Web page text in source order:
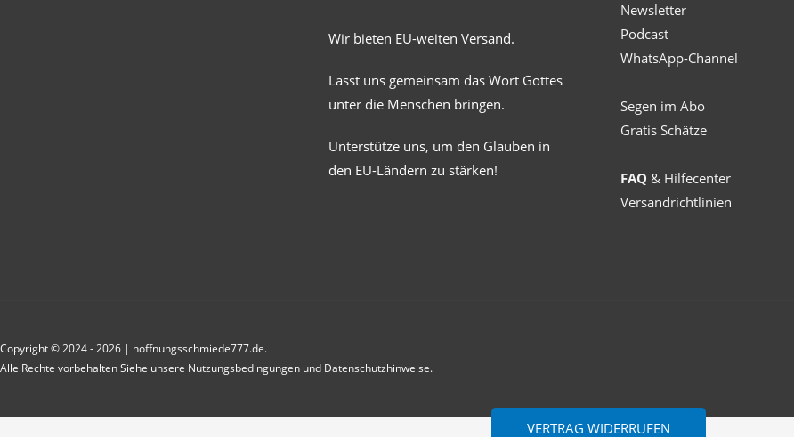
Wir bieten EU-weiten Versand.
Lasst uns gemeinsam das Wort Gottes
unter die Menschen bringen.
Unterstütze uns, um den Glauben in
den EU-Ländern zu stärken!
Newsletter
Podcast
WhatsApp-Channel
Segen im Abo
Gratis Schätze
FAQ & Hilfecenter
Versandrichtlinien
Copyright © 2024 - 2026 | hoffnungsschmiede777.de.
Alle Rechte vorbehalten Siehe unsere Nutzungsbedingungen und Datenschutzhinweise.
VERTRAG WIDERRUFEN